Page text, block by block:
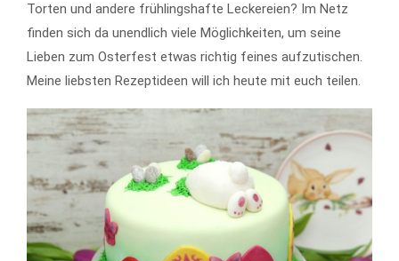
Torten und andere frühlingshafte Leckereien? Im Netz
finden sich da unendlich viele Möglichkeiten, um seine
Lieben zum Osterfest etwas richtig feines aufzutischen.
Meine liebsten Rezeptideen will ich heute mit euch teilen.